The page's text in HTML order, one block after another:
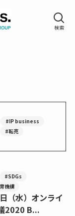
#IP business
#転売
#SDGs
機構
（水）オンライ
2020 B...